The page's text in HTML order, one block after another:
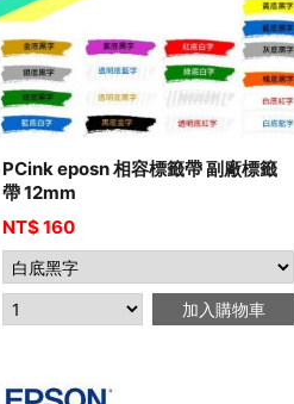
PCink eposn 相容標籤帶 副廠標籤
帶 12mm
NT$160
加入購物車